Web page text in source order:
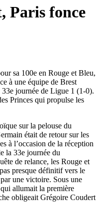
Paris fonce
sa 100e en Rouge et Bleu,
à une équipe de Brest
journée de Ligue 1 (1-0).
Princes qui propulse les
sur la pelouse du
était de retour sur les
à l’occasion de la réception
la 33e journée du
de relance, les Rouge et
presque définitif vers le
une victoire. Sous une
allumait la première
obligeait Grégoire Coudert